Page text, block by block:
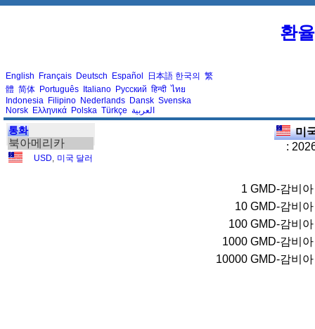
환
English Français Deutsch Español 日本語 한국의 繁
體 简体 Português Italiano Русский हिन्दी ไทย
Indonesia Filipino Nederlands Dansk Svenska
Norsk Ελληνικά Polska Türkçe العربية
통화
북아메리카
USD 미국 달러
미
:
1 GMD-감비
10 GMD-감비
100 GMD-감비
1000 GMD-감비
10000 GMD-감비